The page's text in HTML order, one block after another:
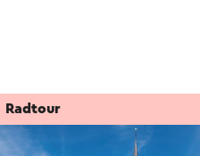
Radtour